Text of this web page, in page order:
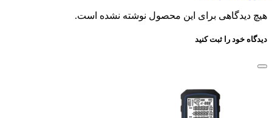
هیچ دیدگاهی برای این محصول نوشته نشده است.
دیدگاه خود را ثبت کنید